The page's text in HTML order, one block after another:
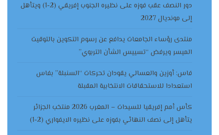
دور النصف عقب فوزه على نظيره الجنوب إفريقي (2-1) ويتأهل
إلى مونديال 2027
منتدى رؤساء الجامعات يدافع عن رسوم التكوين بالتوقيت
الميسر ويرفض “تسييس الشأن التربوي”
فاس: أوزين والعسالي يقودان تحركات “السنبلة” بفاس
استعدادا للاستحقاقات الانتخابية المقبلة
كأس أمم إفريقيا للسيدات – المغرب 2026 منتخب الجزائر
يتأهل إلى نصف النهائي بفوزه على نظيره الايفواري (2-1)